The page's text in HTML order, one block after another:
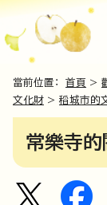
當前位置： 首頁 >
文化財 > 稻城市的
常樂寺